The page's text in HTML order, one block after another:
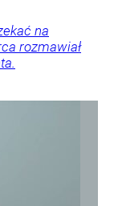
na
rozmawiał